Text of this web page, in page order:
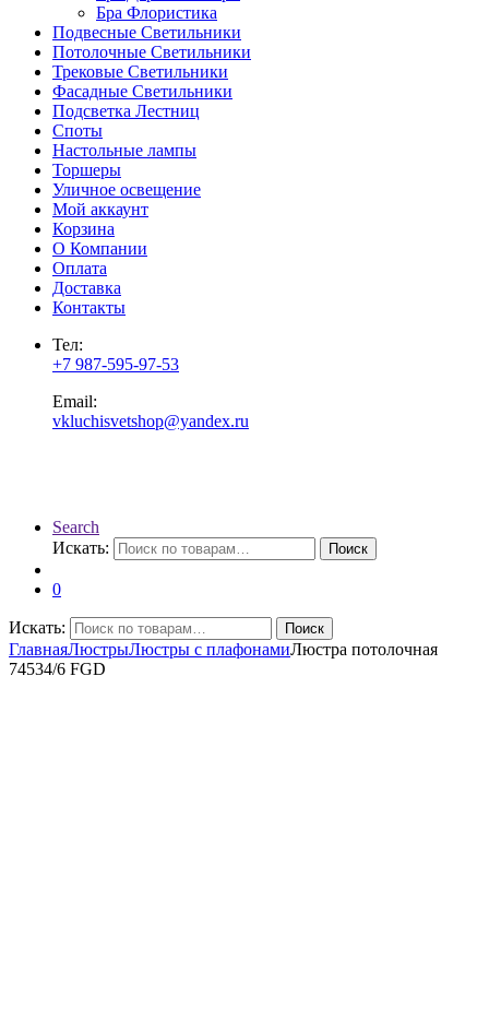
Бра Флористика
Подвесные Светильники
Потолочные Светильники
Трековые Светильники
Фасадные Светильники
Подсветка Лестниц
Споты
Настольные лампы
Торшеры
Уличное освещение
Мой аккаунт
Корзина
О Компании
Оплата
Доставка
Контакты
Тел:
+7 987-595-97-53
Email:
vkluchisvetshop@yandex.ru
Search
Искать:
Поиск
0
Искать: Поиск
ГлавнаяЛюстрыЛюстры с плафонамиЛюстра потолочная
74534/6 FGD